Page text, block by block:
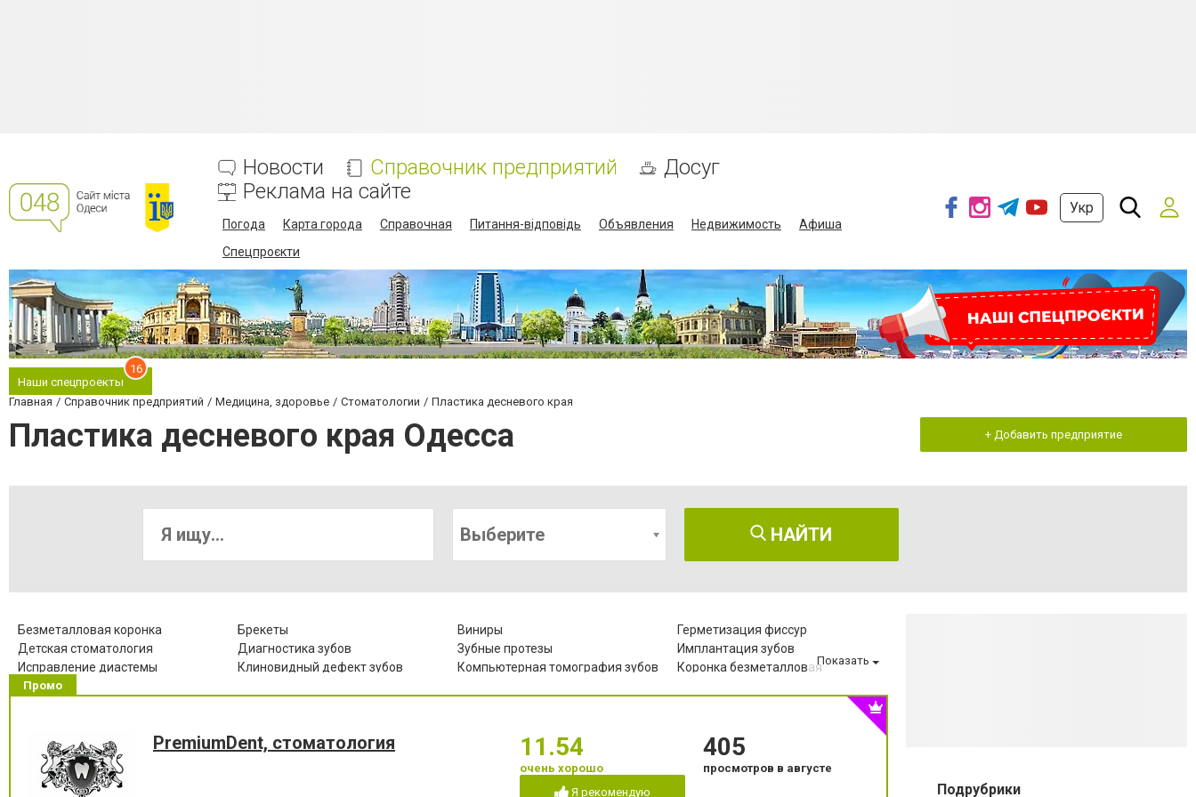
Новости Справочник предприятий
Досуг
Реклама на сайте
Погода Карта города Справочная Питання-відповідь Объявления Недвижимость
Афиша
Спецпроєкти
Укр
Наши спецпроекты
16
Главная Справочник предприятий Медицина, здоровье Стоматологии Пластика десневого края
Пластика десневого края Одесса + Добавить предприятие
Выберите НАЙТИ
Безметалловая коронка Брекеты Виниры
Герметизация фиссур
Детская стоматология
Диагностика зубов Зубные протезы
Имплантация зубов
Исправление диастемы
Клиновидный дефект зубов Компьютерная томография зубов
Коронка безметалловая
Коронка металлокерамическая
Лечение гипоплазии эмали зубов
нижнечелюстного сустава
Лечение зубов при беременности
Лечение кариеса Лечение корневых каналов Лечение лазером
Лечение пародонтита
Лечение пародонтоза
Лечение периостита
Лечение под наркозом
Лечение пульпита
Показать
Промо
PremiumDent, стоматология 11.54
очень хорошо
Я рекомендую
405
просмотров в августе
Подрубрики